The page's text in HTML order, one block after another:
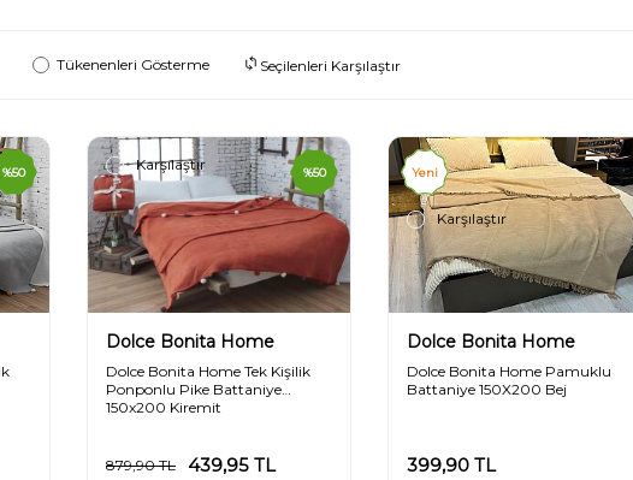
Tükenenleri Gösterme Seçilenleri Karşılaştır
%50 %50
Karşılaştır
Dolce Bonita Home
Dolce Bonita Home Tek Kişilik
Ponponlu Pike Battaniye
150x200 Kiremit
879,90TL 439,95 TL
Yeni
Karşılaştır
Dolce Bonita Home
Dolce Bonita Home Pamuklu
Battaniye 150X200 Bej
399,90 TL